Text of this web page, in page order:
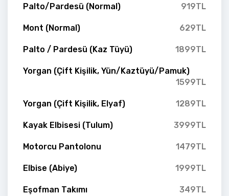
Palto/Pardesü (Normal) 919TL
Mont (Normal) 629TL
Palto / Pardesü (Kaz Tüyü) 1899TL
Yorgan (Çift Kişilik, Yün/Kaztüyü/Pamuk)
1599TL
Yorgan (Çift Kişilik, Elyaf) 1289TL
Kayak Elbisesi (Tulum) 3999TL
Motorcu Pantolonu 1479TL
Elbise (Abiye) 1999TL
Eşofman Takımı 349TL